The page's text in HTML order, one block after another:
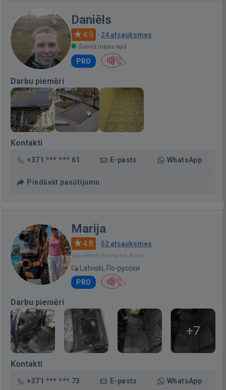
Daniēls
4.9 · 24 atsauksmes
Šobrīd mājas lapā
PRO
Darbu piemēri
Kontakti
+371 *** *** 61 E-pasts WhatsApp
Piedāvāt pasūtījumu
Marija
4.8 · 52 atsauksmes
Bija vietnē: Pirms 1st. 8 min.
Latviski, По-русски
PRO
Darbu piemēri
+7
Kontakti
+371 *** *** 73 E-pasts WhatsApp